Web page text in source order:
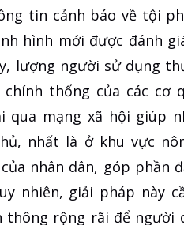
tin cảnh báo về tội
hình mới được đánh
lượng người sử dụng
thống của các cơ
qua mạng xã hội giúp
nhất là ở khu vực
nhân dân, góp phần
nhiên, giải pháp này
thông rộng rãi để người